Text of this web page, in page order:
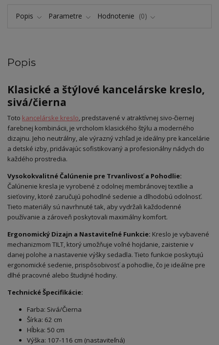
Popis Parametre Hodnotenie 0
Popis
Klasické a štýlové kancelárske kreslo,
sivá/čierna
Toto kancelárske kreslo, predstavené v atraktívnej sivo-čiernej
farebnej kombinácii, je vrcholom klasického štýlu a moderného
dizajnu. Jeho neutrálny, ale výrazný vzhľad je ideálny pre kancelárie
a detské izby, pridávajúc sofistikovaný a profesionálny nádych do
každého prostredia.
Vysokokvalitné Čalúnenie pre Trvanlivosť a Pohodlie:
Čalúnenie kresla je vyrobené z odolnej membránovej textílie a
sieťoviny, ktoré zaručujú pohodlné sedenie a dlhodobú odolnosť.
Tieto materiály sú navrhnuté tak, aby vydržali každodenné
používanie a zároveň poskytovali maximálny komfort.
Ergonomický Dizajn a Nastaviteľné Funkcie: Kreslo je vybavené
mechanizmom TILT, ktorý umožňuje voľné hojdanie, zaistenie v
danej polohe a nastavenie výšky sedadla. Tieto funkcie poskytujú
ergonomické sedenie, prispôsobivosť a pohodlie, čo je ideálne pre
dlhé pracovné alebo študijné hodiny.
Technické Špecifikácie:
Farba: Sivá/Čierna
Šírka: 62 cm
Hĺbka: 50 cm
Výška: 107-116 cm (nastaviteľná)